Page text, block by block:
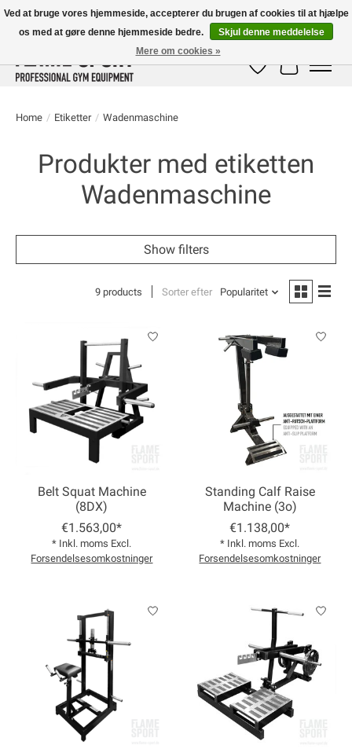
E-MAIL:info@flame-sport.deTEL.: +49 1525 9705 011
Ønskeseddel
Home / Etiketter / Wadenmaschine
Produkter med etiketten
Wadenmaschine
Show filters
9 products Sorter efter Popularitet
Belt Squat Machine
(8DX)
€1.563,00*
* Inkl. moms Excl.
Forsendelsesomkostninger
Standing Calf Raise
Machine (3o)
€1.138,00*
* Inkl. moms Excl.
Forsendelsesomkostninger
Ved at bruge vores hjemmeside, accepterer du brugen af ​​cookies til at hjælpe
os med at gøre denne hjemmeside bedre.
Skjul denne meddelelse
Mere om cookies »